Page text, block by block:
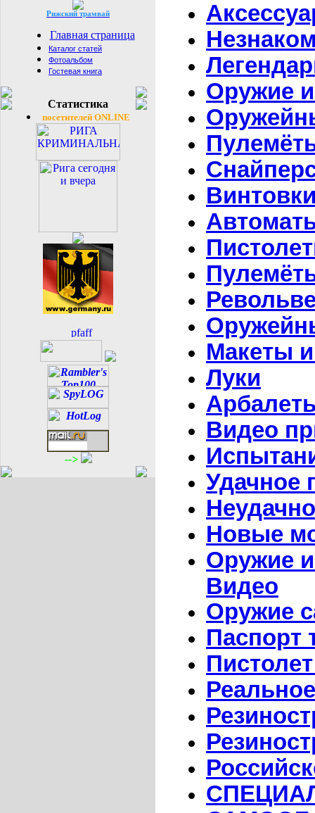
Рижский трамвай
Главная страница
Каталог статей
Фотоальбом
Гостевая книга
Статистика
посетителей ONLINE
-->
Оружие
Макеты
Луки
Видео
Удачное
Новые
Оружие
Видео
Оружие
Паспорт